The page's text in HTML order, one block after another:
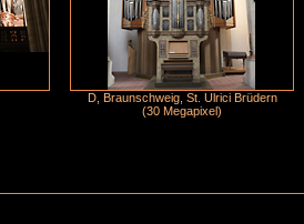
D, Braunschweig, St. Ulrici Brüdern
(30 Megapixel)